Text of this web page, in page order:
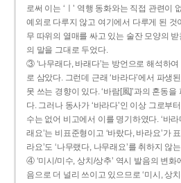
로써 이는 ‘ㅣ’ 역행 동화와는 직접 관련이
예외로 다루지 않고 여기에서 다루게 된 것
무 따위의 열매를 싸고 있는 술잔 모양의 받
의 말을 그대로 두었다.
③ ‘나무래다, 바래다’는 방언으로 해석하여
로 삼았다. 그런데 근래 ‘바라다’에서 파생된
못 쓰는 경향이 있다. ‘바람[風]’과의 혼동
다. 그러나 동사가 ‘바라다’인 이상 그로부
수는 없어 비고에서 이를 명기하였다. ‘바
래요’는 비표준형이고 ‘바랐다, 바라요’가
라요’도 ‘나무랬다, 나무래요’를 취하지 않
④ ‘미시/미수, 상치/상추’ 역시 발음의 변화
음으로 더 널리 쓰이고 있으므로 ‘미시, 상